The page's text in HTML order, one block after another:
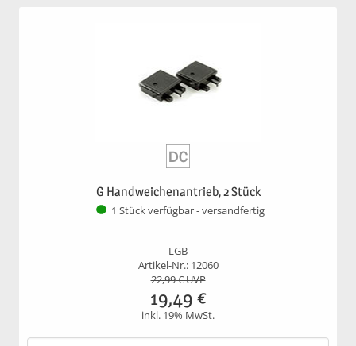
G Handweichenantrieb, 2 Stück
1 Stück verfügbar - versandfertig
LGB
Artikel-Nr.: 12060
22,99€ UVP
19,49 €
inkl. 19% MwSt.